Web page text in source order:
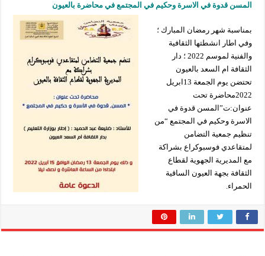
المسن قدوة في الاسرة وحكيم في المجتمع في محاضرة بالعيون
بمناسبة شهر رمضان المبارك ؛
وفي اطار انشطتها الثقافية
والفنية لموسم 2022 ؛ دار
الثقافة ام السعد بالعيون
تحتضن يوم الجمعة 13ابريل
2022محاضرة تحت
عنوان:ت”المسن قدوة في
الاسرة وحكيم في المجتمع “من
تنظيم جمعية التضامن
لمتقاعدي فوسبوكراع بشراكة
مع المديرية الجهوية لقطاع
الثقافة بجهة العيون الساقية
الحمراء.